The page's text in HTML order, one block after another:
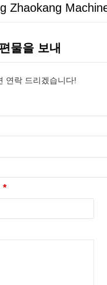
Zhaokang
물을 보내
연락 드리겠습니다!
*